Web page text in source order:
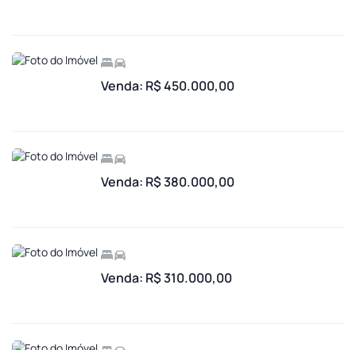
Venda: R$ 450.000,00
Venda: R$ 380.000,00
Venda: R$ 310.000,00